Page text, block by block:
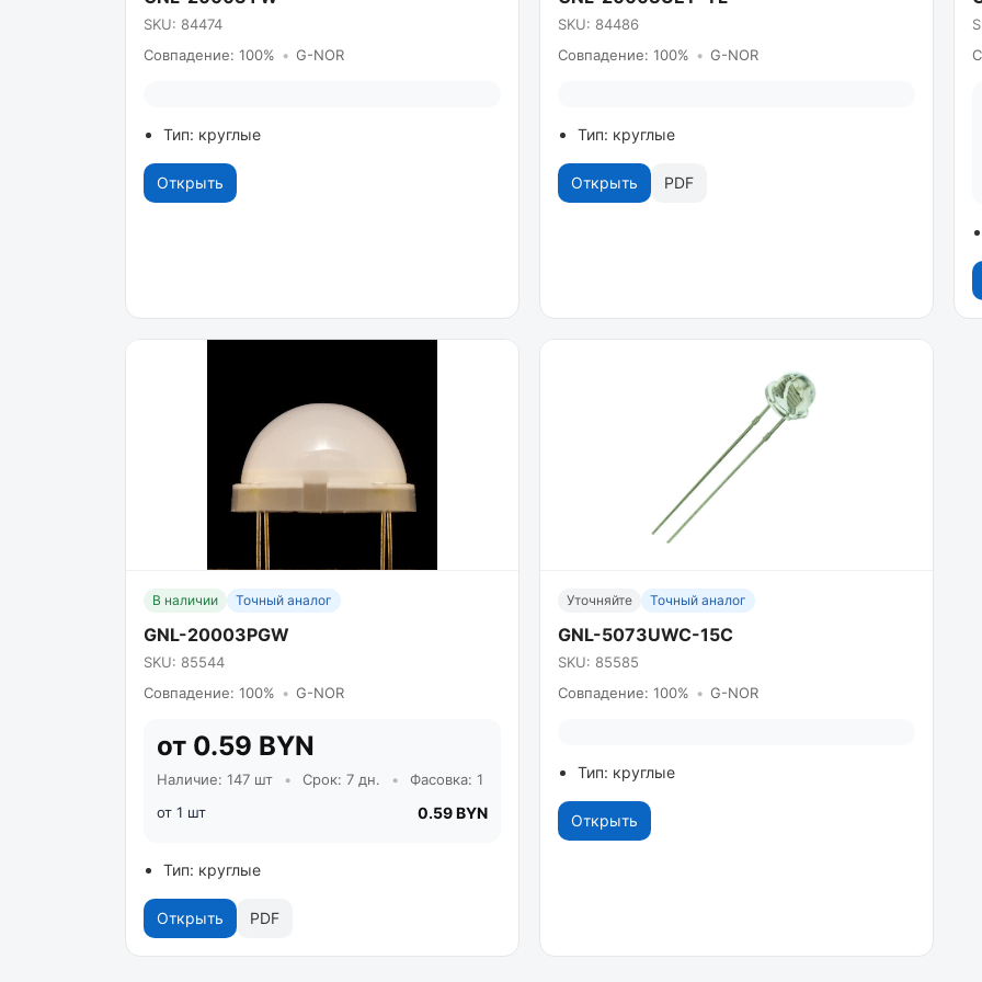
SKU: 84474
Совпадение: 100% • G-NOR
Тип: круглые
Открыть
SKU: 84486
Совпадение: 100% • G-NOR
Тип: круглые
Открыть PDF
В наличии Точный аналог
GNL-20003PGW
SKU: 85544
Совпадение: 100% • G-NOR
от 0.59 BYN
Наличие: 147 шт • Срок: 7 дн. •
Фасовка: 1
от 1 шт
0.59 BYN
Тип: круглые
Открыть PDF
Уточняйте Точный аналог
GNL-5073UWC-15C
SKU: 85585
Совпадение: 100% • G-NOR
Тип: круглые
Открыть